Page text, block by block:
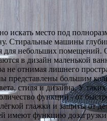
искать место под
Стиральные машины
для небольших помещений.
в дизайн маленькой
не отнимая лишнего
представлены большим
стиля и дизайна. У
функций - от
глажки и защиты от
имеют функцию дозагрузки